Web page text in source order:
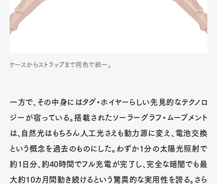
ケースからストラップまで同色で統一。
一方で、その中身にはタグ・ホイヤーらしい先見的なテクノロ
ジーが宿っている。搭載されたソーラーグラフ・ムーブメント
は、自然光はもちろん人工光さえも動力源に変え、電池交換
という概念を過去のものにした。わずか1分の太陽光照射で
約1日分、約40時間でフル充電が完了し、完全な暗闇でも最
大約10カ月間動き続けるという驚異的な実用性を誇る。さら